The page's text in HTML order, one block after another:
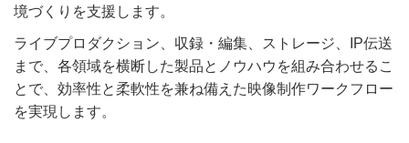
境づくりを支援します。
ライブプロダクション、収録・編集、ストレージ、IP伝送
まで、各領域を横断した製品とノウハウを組み合わせるこ
とで、効率性と柔軟性を兼ね備えた映像制作ワークフロー
を実現します。